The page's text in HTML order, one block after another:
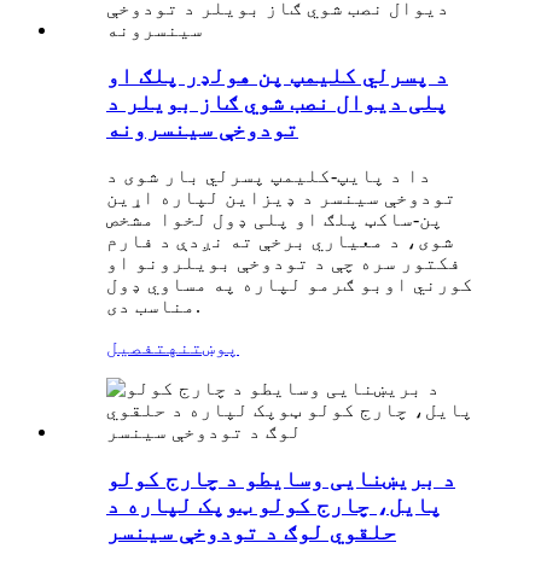
د پسرلي کلیمپ پن هولډر پلګ او
پلی دیوال نصب شوي ګاز بویلر د
تودوخې سینسرونه
دا د پایپ-کلیمپ پسرلي بار شوی د
تودوخې سینسر د ډیزاین لپاره اړین
پن-ساکټ پلګ او پلی ډول لخوا مشخص
شوی، د معیاري برخې ته نږدې د فارم
فکتور سره چې د تودوخې بویلرونو او
کورني اوبو ګرمو لپاره په مساوي ډول
مناسب دی.
پوښتنه تفصیل
د بریښنایی وسایطو د چارج کولو
پایل، چارج کولو ټوپک لپاره د
حلقوي لوګ د تودوخې سینسر